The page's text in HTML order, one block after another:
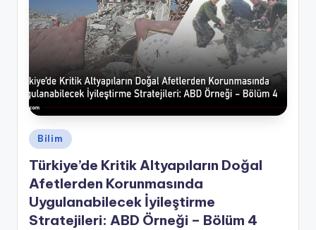
Posted
in
Bilim
Türkiye’de Kritik Altyapıların Doğal
Afetlerden Korunmasında
Uygulanabilecek İyileştirme
Stratejileri: ABD Örneği – Bölüm 4